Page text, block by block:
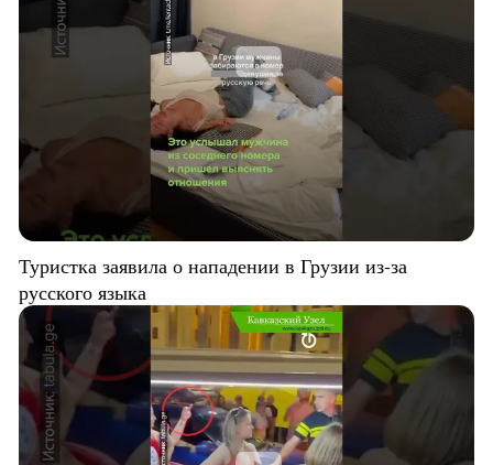
Туристка заявила о нападении в Грузии из-за
русского языка